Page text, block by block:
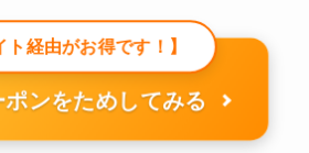
ト経由がお得です！】
ンをためしてみる